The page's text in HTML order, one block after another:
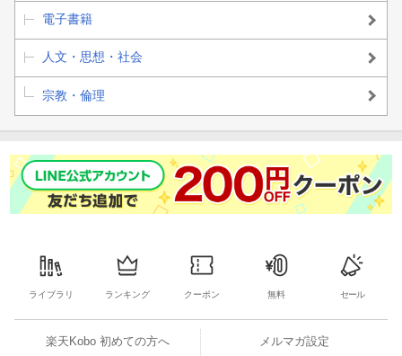
電子書籍
人文・思想・社会
宗教・倫理
ライブラリ ランキング クーポン 無料 セール
楽天Kobo 初めての方へ メルマガ設定